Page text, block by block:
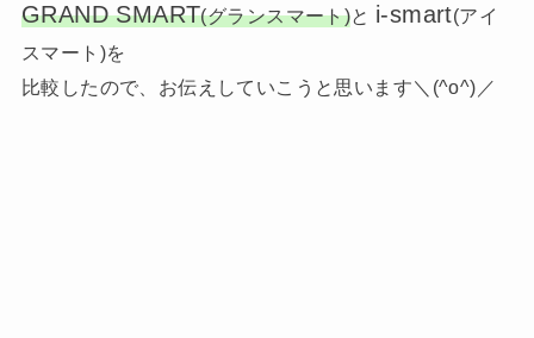
GRAND SMART(グランスマート)と i-smart(アイ
スマート)を
比較したので、お伝えしていこうと思います＼(^o^)／